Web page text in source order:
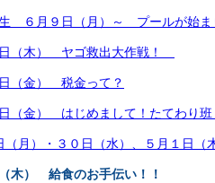
生 ６月９日（月）～ プールが始
（木） ヤゴ救出大作戦！
（金） 税金って？
（金） はじめまして！たてわり
月）・３０日（水）、５月１日
木） 給食のお手伝い！！